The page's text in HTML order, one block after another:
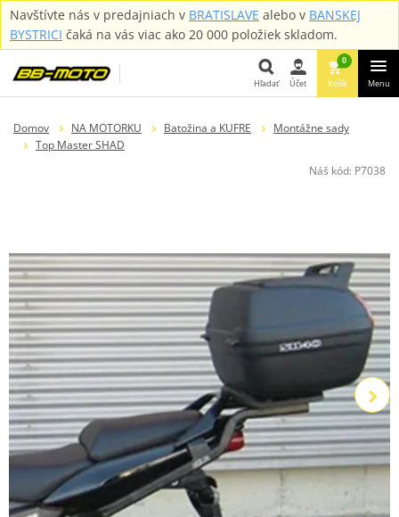
Navštívte nás v predajniach v BRATISLAVE alebo v BANSKEJ
BYSTRICI čaká na vás viac ako 20 000 položiek skladom.
Hľadať
Hľadať Účet
0
Košík Menu
Domov NA MOTORKU Batožina a KUFRE
Montážne sady
Top Master SHAD
Náš kód: P7038